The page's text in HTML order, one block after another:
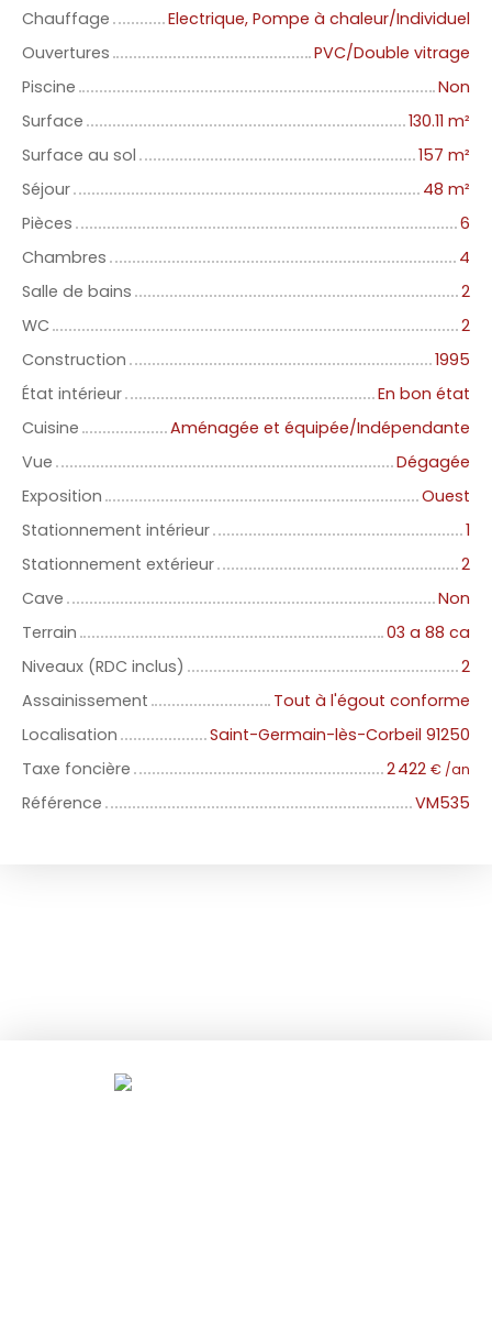
Chauffage
Electrique, Pompe à chaleur/Individuel
Ouvertures
PVC/Double vitrage
Piscine
Non
Surface
130.11 m²
Surface au sol
157 m²
Séjour
48 m²
Pièces
6
Chambres
4
Salle de bains
2
WC
2
Construction
1995
État intérieur
En bon état
Cuisine
Aménagée et équipée/Indépendante
Vue
Dégagée
Exposition
Ouest
Stationnement intérieur
1
Stationnement extérieur
2
Cave
Non
Terrain
03 a 88 ca
Niveaux (RDC inclus)
2
Assainissement
Tout à l'égout conforme
Localisation
Saint-Germain-lès-Corbeil 91250
Taxe foncière
2 422 € /an
Référence VM535